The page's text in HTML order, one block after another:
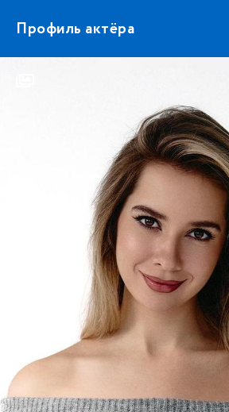
Профиль актёра